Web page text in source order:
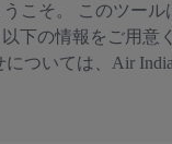
こそ。 このツー
の情報をご用意
ついては、Air